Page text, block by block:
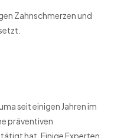
Zahnschmerzen und
seit einigen Jahren im
präventiven
hat. Einige Experten